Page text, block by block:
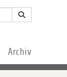
Archiv